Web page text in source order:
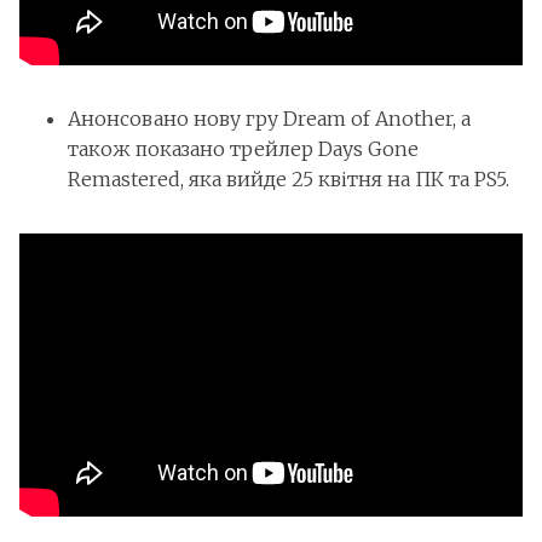
Анонсовано нову гру Dream of Another, а
також показано трейлер Days Gone
Remastered, яка вийде 25 квітня на ПК та PS5.